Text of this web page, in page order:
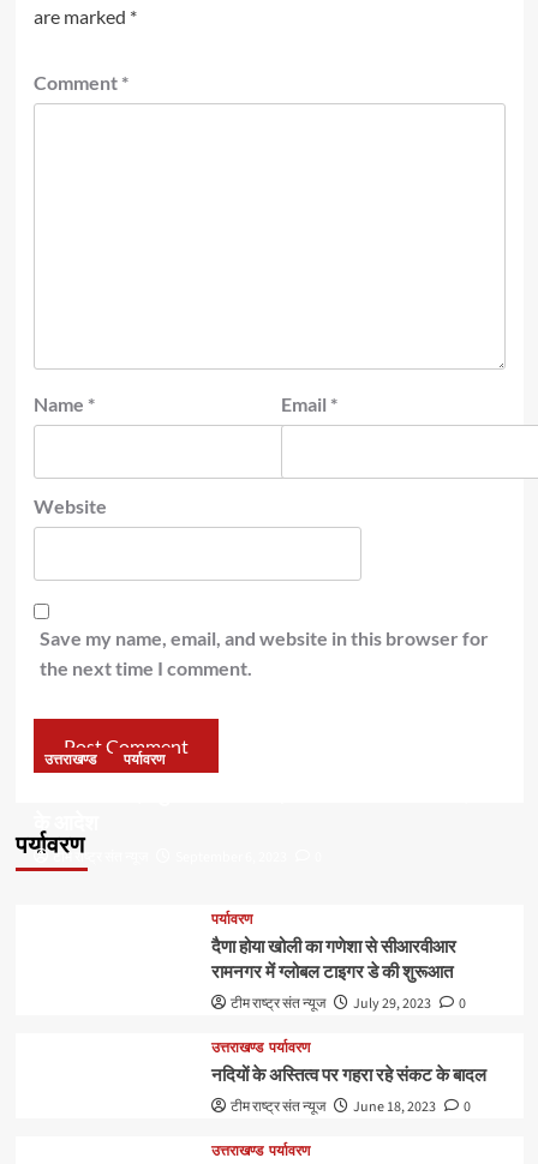
are marked *
Comment *
Name * Email *
Website
Save my name, email, and website in this browser for
the next time I comment.
पर्यावरण
उत्तराखण्ड पर्यावरण
के आदेश
टीम राष्ट्र संत न्यूज
पर्यावरण
दैणा होया खोली का गणेशा से सीआरवीआर
रामनगर में ग्लोबल टाइगर डे की शुरूआत
टीम राष्ट्र संत न्यूज July 29, 2023 0
उत्तराखण्ड पर्यावरण
नदियों के अस्तित्व पर गहरा रहे संकट के बादल
टीम राष्ट्र संत न्यूज June 18, 2023 0
उत्तराखण्ड पर्यावरण